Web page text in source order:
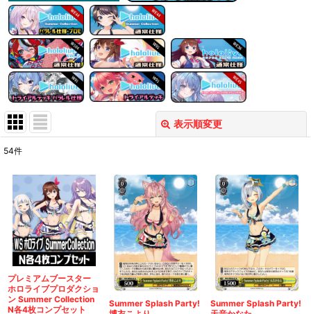
表示順変更
在庫あり
並び順:
絞り込む
54件
プレミアムブースター
ホロライブプロダクショ
ン Summer Collection
N各4枚コンプセット
Summer Splash Party!
Summer Splash Party!